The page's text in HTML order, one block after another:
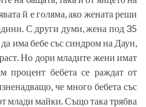
й е голяма, ако жената реши
С други думи, жена под 35
има бебе със синдром на Даун,
Но дори младите жени имат
процент бебета се раждат от
че много бебета със
млади майки. Също така трябва